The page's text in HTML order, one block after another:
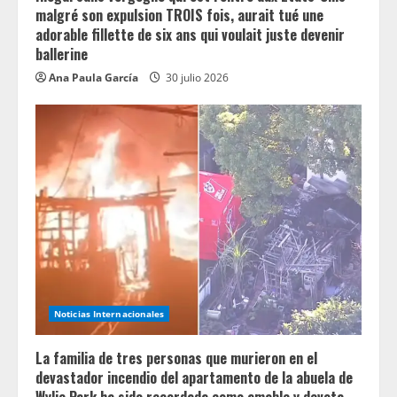
malgré son expulsion TROIS fois, aurait tué une
adorable fillette de six ans qui voulait juste devenir
ballerine
Ana Paula García 30 julio 2026
Noticias Internacionales
La familia de tres personas que murieron en el
devastador incendio del apartamento de la abuela de